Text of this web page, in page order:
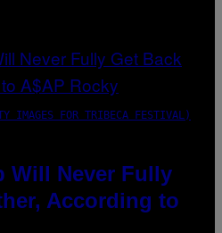
IMAGES FOR TRIBECA FESTIVAL)
Will Never Fully
According to